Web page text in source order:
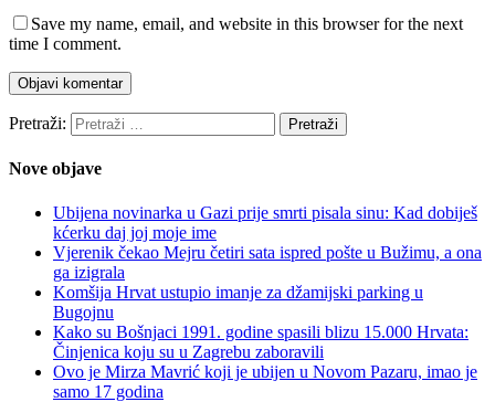
Save my name, email, and website in this browser for the next
time I comment.
Pretraži:
Nove objave
Ubijena novinarka u Gazi prije smrti pisala sinu: Kad dobiješ
kćerku daj joj moje ime
Vjerenik čekao Mejru četiri sata ispred pošte u Bužimu, a ona
ga izigrala
Komšija Hrvat ustupio imanje za džamijski parking u
Bugojnu
Kako su Bošnjaci 1991. godine spasili blizu 15.000 Hrvata:
Činjenica koju su u Zagrebu zaboravili
Ovo je Mirza Mavrić koji je ubijen u Novom Pazaru, imao je
samo 17 godina